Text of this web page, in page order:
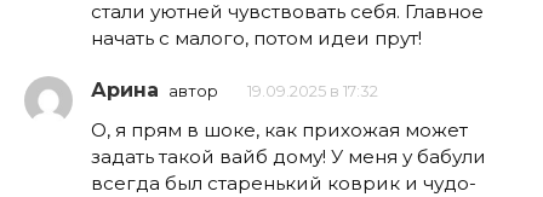
стали уютней чувствовать себя. Главное
начать с малого, потом идеи прут!
Арина автор 19.09.2025 в 17:32
О, я прям в шоке, как прихожая может
задать такой вайб дому! У меня у бабули
всегда был старенький коврик и чудо-